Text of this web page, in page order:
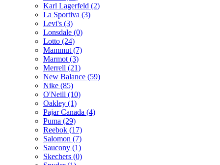
Karl Lagerfeld (2)
La Sportiva (3)
Levi's (3)
Lonsdale (0)
Lotto (24)
Mammut (7)
Marmot (3)
Merrell (21)
New Balance (59)
Nike (85)
O'Neill (10)
Oakley (1)
Pajar Canada (4)
Puma (29)
Reebok (17)
Salomon (7)
Saucony (1)
Skechers (0)